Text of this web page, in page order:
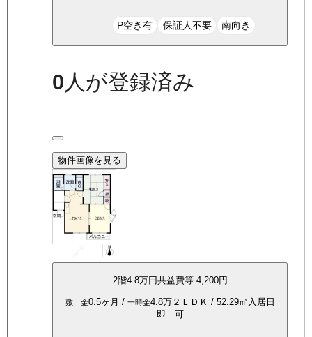
P空き有 保証人不要 南向き
0人が登録済み
物件画像を見る
2階4.8万円共益費等 4,200円
敷 金0.5ヶ月 / 一時金4.8万２ＬＤＫ / 52.29㎡ 入居日
即 可